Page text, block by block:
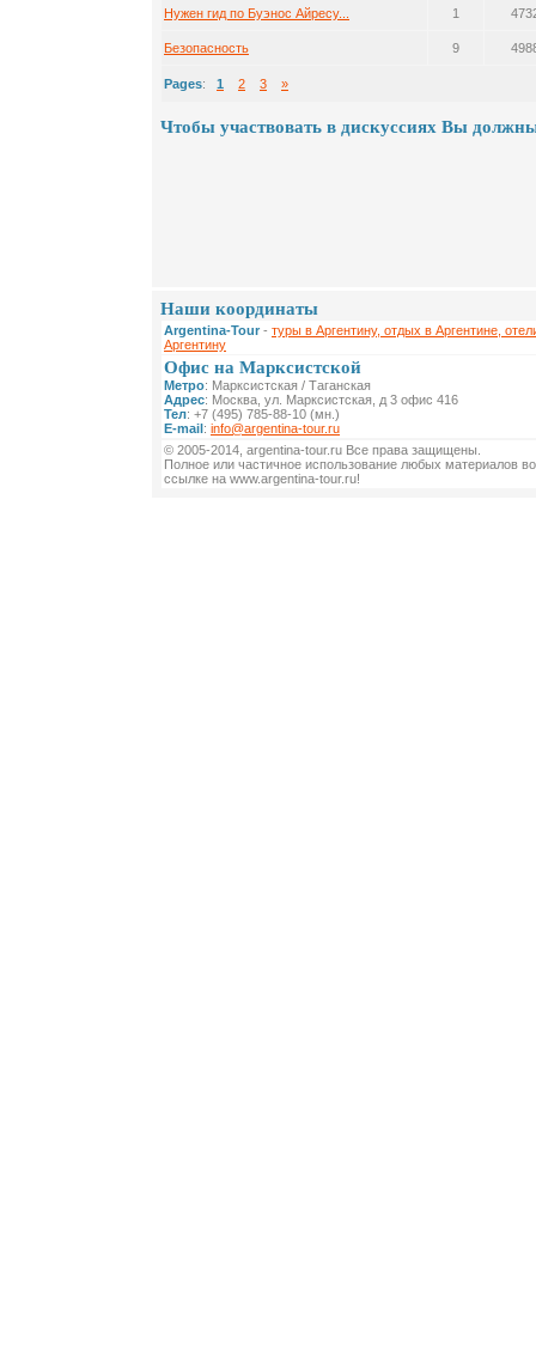
Нужен гид по Буэнос Айресу... 1
Безопасность 9
Pages: 1 2 3 »
Чтобы участвовать в дискуссиях Вы
Наши координаты
Argentina-Tour - туры в Аргентину, отдых в Аргентине,
Аргентину
Офис на Марксистской
Метро: Марксистская / Таганская
Адрес: Москва, ул. Марксистская, д 3 офис 416
Тел: +7 (495) 785-88-10 (мн.)
E-mail: info@argentina-tour.ru
© 2005-2014, argentina-tour.ru Все права защищены.
Полное или частичное использование любых материалов
ссылке на www.argentina-tour.ru!